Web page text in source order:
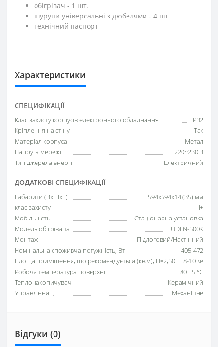
обігрівач - 1 шт.
шурупи універсальні з дюбелями - 4 шт.
технічний паспорт
Характеристики
СПЕЦИФІКАЦІЇ
Клас захисту корпусів електронного обладнання
IP32
Кріплення на стіну
Так
Матеріал корпуса
Метал
Напруга мережі
220~230 В
Тип джерела енергії
Електричний
ДОДАТКОВІ СПЕЦИФІКАЦІЇ
Габарити (ВхШхГ)
594х594х14 (35) мм
клас захисту
I+
Мобільність
Стаціонарна установка
Модель обігрівача
UDEN-500K
Монтаж
Підлоговий/Настінний
Номінальна споживча потужність, Вт
405-472
Площа приміщення, що рекомендується (кв.м), H=2,50
8-10 м²
Робоча температура поверхні
80 ±5 °С
Теплонакопичувач
Керамічний
Управління
Механічне
Відгуки (0)